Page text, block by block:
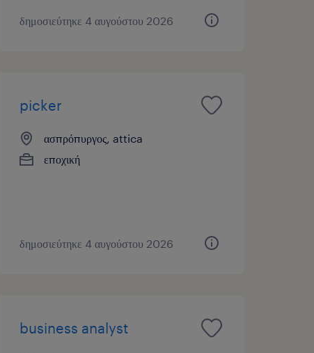
δημοσιεύτηκε 4 αυγούστου 2026
picker
ασπρόπυργος, attica
εποχική
δημοσιεύτηκε 4 αυγούστου 2026
business analyst